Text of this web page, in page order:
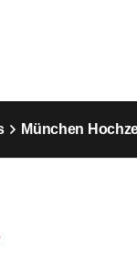
München